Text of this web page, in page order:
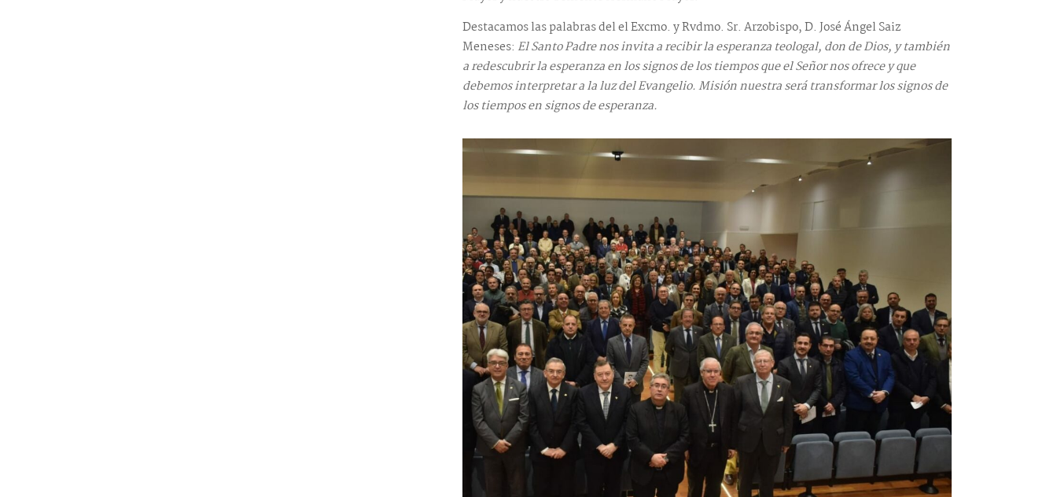
Destacamos las palabras del el Excmo. y Rvdmo. Sr. Arzobispo, D. José Ángel Saiz
Meneses: El Santo Padre nos invita a recibir la esperanza teologal, don de Dios, y también
a redescubrir la esperanza en los signos de los tiempos que el Señor nos ofrece y que
debemos interpretar a la luz del Evangelio. Misión nuestra será transformar los signos de
los tiempos en signos de esperanza.